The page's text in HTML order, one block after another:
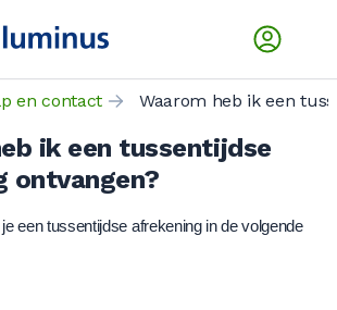
en contact
ik een tussentijdse
ontvangen?
een tussentijdse afrekening in de volgende